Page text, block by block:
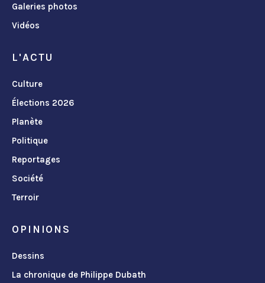
Galeries photos
Vidéos
L'ACTU
Culture
Élections 2026
Planète
Politique
Reportages
Société
Terroir
OPINIONS
Dessins
La chronique de Philippe Dubath